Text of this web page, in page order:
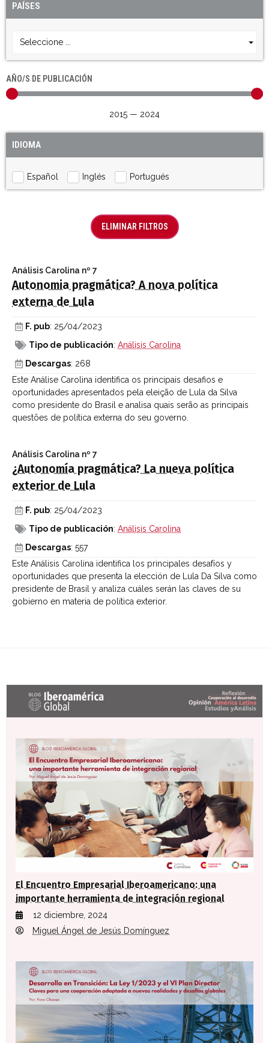
PAÍSES
Seleccione ...
AÑO/S DE PUBLICACIÓN
2015 — 2024
IDIOMA
Español Inglés Portugués
ELIMINAR FILTROS
Análisis Carolina nº 7
Autonomia pragmática? A nova política
externa de Lula
F. pub: 25/04/2023
Tipo de publicación: Análisis Carolina
Descargas: 268
Este Análise Carolina identifica os principais desafios e
oportunidades apresentados pela eleição de Lula da Silva
como presidente do Brasil e analisa quais serão as principais
questões de política externa do seu governo.
Análisis Carolina nº 7
¿Autonomía pragmática? La nueva política
exterior de Lula
F. pub: 25/04/2023
Tipo de publicación: Análisis Carolina
Descargas: 557
Este Análisis Carolina identifica los principales desafíos y
oportunidades que presenta la elección de Lula Da Silva como
presidente de Brasil y analiza cuáles serán las claves de su
gobierno en materia de política exterior.
Últimas entradas Blog Iberoamérica global
El Encuentro Empresarial Iberoamericano: una
importante herramienta de integración regional
12 diciembre, 2024
Miguel Ángel de Jesús Domínguez